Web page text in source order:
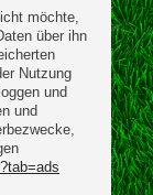
möchte,
über ihn
Nutzung
und
und